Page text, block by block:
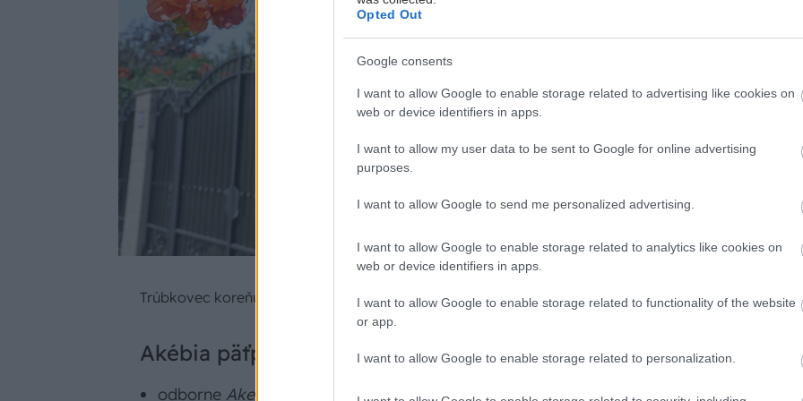
Opted Out
Google consents
I want to allow Google to enable storage related to advertising like cookies on
web or device identifiers in apps.
I want to allow my user data to be sent to Google for online advertising
purposes.
I want to allow Google to send me personalized advertising.
I want to allow Google to enable storage related to analytics like cookies on
web or device identifiers in apps.
I want to allow Google to enable storage related to functionality of the website
or app.
I want to allow Google to enable storage related to personalization.
Trúbkovec koreňujúci Zdroj: shutterstock.com
Akébia päťpočetná
odborne Akebia quinata